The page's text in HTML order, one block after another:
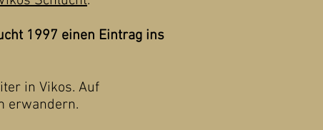
1997 einen Eintrag ins
in Vikos. Auf
erwandern.